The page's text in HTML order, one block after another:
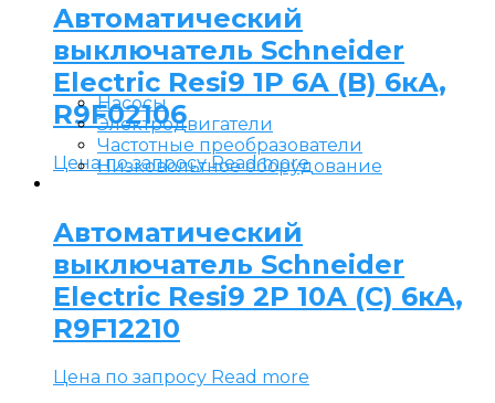
Насосы
Электродвигатели
Частотные преобразователи
Низковольтное оборудование
Автоматический
выключатель Schneider
Electric Resi9 1P 6А (B) 6кА,
R9F02106
Цена по запросу Read more
Автоматический
выключатель Schneider
Electric Resi9 2P 10А (C) 6кА,
R9F12210
Цена по запросу Read more